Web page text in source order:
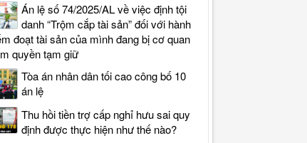
Án lệ số 74/2025/AL về việc định tội
danh “Trộm cắp tài sản” đối với hành
đoạt tài sản của mình đang bị cơ quan
quyền tạm giữ
Tòa án nhân dân tối cao công bố 10
án lệ
Thu hồi tiền trợ cấp nghỉ hưu sai quy
định được thực hiện như thế nào?